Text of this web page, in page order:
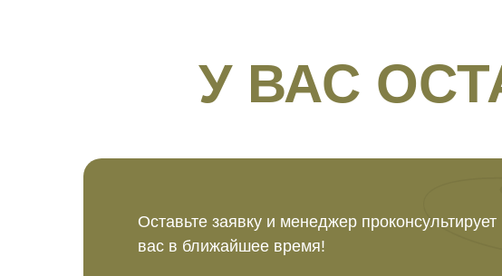
У ВАС
Оставьте заявку и менеджер проконсультирует
вас в ближайшее время!